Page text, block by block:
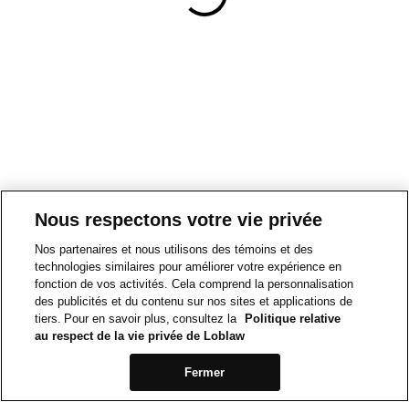
Nous respectons votre vie privée
Nos partenaires et nous utilisons des témoins et des
technologies similaires pour améliorer votre expérience en
fonction de vos activités. Cela comprend la personnalisation
des publicités et du contenu sur nos sites et applications de
tiers. Pour en savoir plus, consultez la
Politique relative
au respect de la vie privée de Loblaw
Fermer